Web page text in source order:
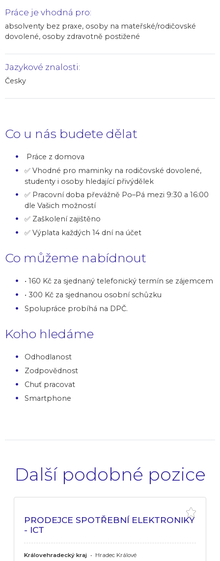
Práce je vhodná pro:
absolventy bez praxe, osoby na mateřské/rodičovské
dovolené, osoby zdravotně postižené
Jazykové znalosti:
Česky
Co u nás budete dělat
Práce z domova
✅ Vhodné pro maminky na rodičovské dovolené,
studenty i osoby hledající přivýdělek
✅ Pracovní doba převážně Po–Pá mezi 9:30 a 16:00
dle Vašich možností
✅ Zaškolení zajištěno
✅ Výplata každých 14 dní na účet
Co můžeme nabídnout
• 160 Kč za sjednaný telefonický termín se zájemcem
• 300 Kč za sjednanou osobní schůzku
Spolupráce probíhá na DPČ.
Koho hledáme
Odhodlanost
Zodpovědnost
Chuť pracovat
Smartphone
Další podobné pozice
PRODEJCE SPOTŘEBNÍ ELEKTRONIKY
- ICT
Královehradecký kraj • Hradec Králové